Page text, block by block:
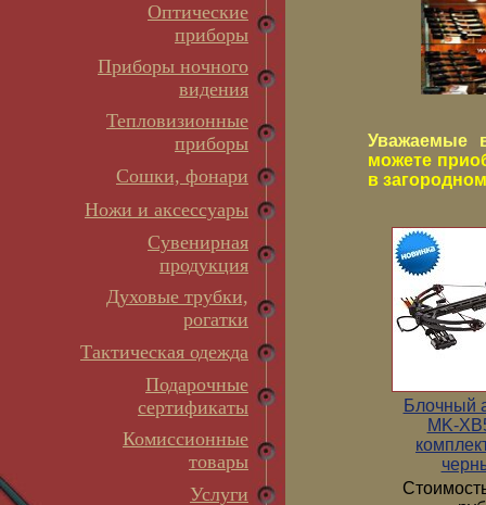
Оптические
приборы
Приборы ночного
видения
Тепловизионные
приборы
Сошки, фонари
Ножи и аксессуары
Сувенирная
продукция
Духовые трубки,
рогатки
Тактическая одежда
Подарочные
сертификаты
Комиссионные
товары
Услуги
Уважаемые
можете
в
Блочный
MK-